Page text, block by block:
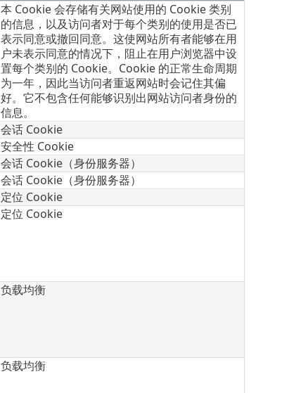
本 Cookie 会存储有关网站使用的 Cookie 类别
的信息，以及访问者对于每个类别的使用是否已
表示同意或撤回同意。这使网站所有者能够在用
户未表示同意的情况下，阻止在用户浏览器中设
置每个类别的 Cookie。Cookie 的正常生命周期
为一年，因此当访问者重返网站时会记住其偏
好。它不包含任何能够识别出网站访问者身份的
信息。
会话 Cookie
安全性 Cookie
会话 Cookie（身份服务器）
会话 Cookie（身份服务器）
定位 Cookie
定位 Cookie
负载均衡
负载均衡